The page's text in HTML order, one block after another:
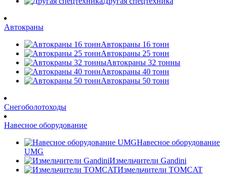
Автокраны
Автокраны 16 тонн
Автокраны 25 тонн
Автокраны 32 тонны
Автокраны 40 тонн
Автокраны 50 тонн
Снегоболотоходы
Навесное оборудование
Навесное оборудование
UMG
Измельчители Gandini
Измельчители TOMCAT